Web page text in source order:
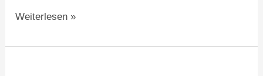
Weiterlesen »